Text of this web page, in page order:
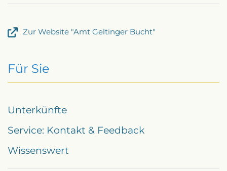
Zur Website "Amt Geltinger Bucht"
Für Sie
Unterkünfte
Service: Kontakt & Feedback
Wissenswert